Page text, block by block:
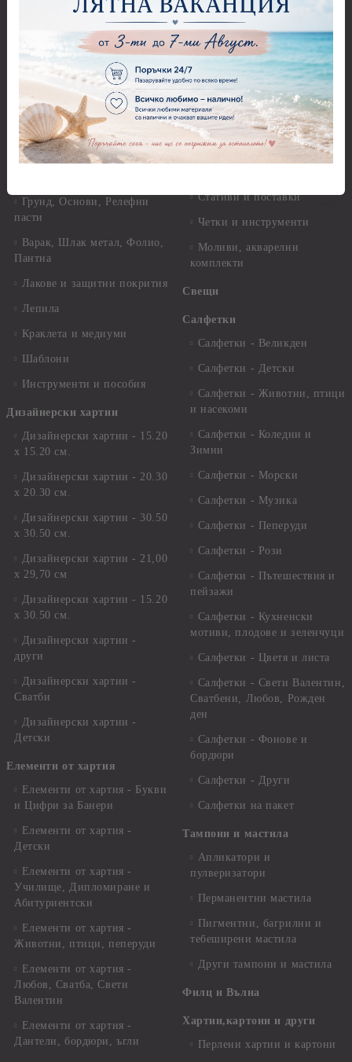
Оризова декупажна хартия
А4 - Itd. Collection - 25-30
Фина оризова декупажна
хартия Stamperia - 21 х
29.см. - 28гр.
Декупажна хартия - Други
Антични пасти
Грунд, Основи, Релефни
пасти
Варак, Шлак метал, Фолио,
Пантна
Лакове и защитни покрития
Лепила
Краклета и медиуми
Шаблони
Инструменти и пособия
Дизайнерски хартии
Дизайнерски хартии - 15.20
х 15.20 см.
Дизайнерски хартии - 20.30
х 20.30 см.
Дизайнерски хартии - 30.50
х 30.50 см.
Дизайнерски хартии - 21,00
х 29,70 см
Дизайнерски хартии - 15.20
x 30.50 см.
Дизайнерски хартии -
други
Дизайнерски хартии -
Сватби
Дизайнерски хартии -
Детски
Елементи от хартия
Елементи от хартия - Букви
и Цифри за Банери
Елементи от хартия -
Детски
Елементи от хартия -
Училище, Дипломиране и
Абитуриентски
Елементи от хартия -
Животни, птици, пеперуди
Елементи от хартия -
Любов, Сватба, Свети
Валентин
Елементи от хартия -
Дантели, бордюри, ъгли
Перфоратори - Детски
Перфоратори - Животни
Перфоратори - Коледни и
Зимни
Рисуване
Грунд и почистващи
разтвори
Стативи и поставки
Четки и инструменти
Моливи, акварелни
комплекти
Свещи
Салфетки
Салфетки - Великден
Салфетки - Детски
Салфетки - Животни, птици
и насекоми
Салфетки - Коледни и
Зимни
Салфетки - Морски
Салфетки - Музика
Салфетки - Пеперуди
Салфетки - Рози
Салфетки - Пътешествия и
пейзажи
Салфетки - Кухненски
мотиви, плодове и зеленчуци
Салфетки - Цветя и листа
Салфетки - Свети Валентин,
Сватбени, Любов, Рожден
ден
Салфетки - Фонове и
бордюри
Салфетки - Други
Салфетки на пакет
Тампони и мастила
Апликатори и
пулверизатори
Перманентни мастила
Пигментни, багрилни и
тебеширени мастила
Други тампони и мастила
Филц и Вълна
Хартии,картони и други
Перлени хартии и картони